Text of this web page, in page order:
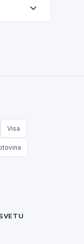
Visa